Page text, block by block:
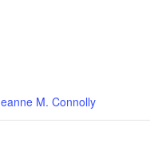
M. Connolly